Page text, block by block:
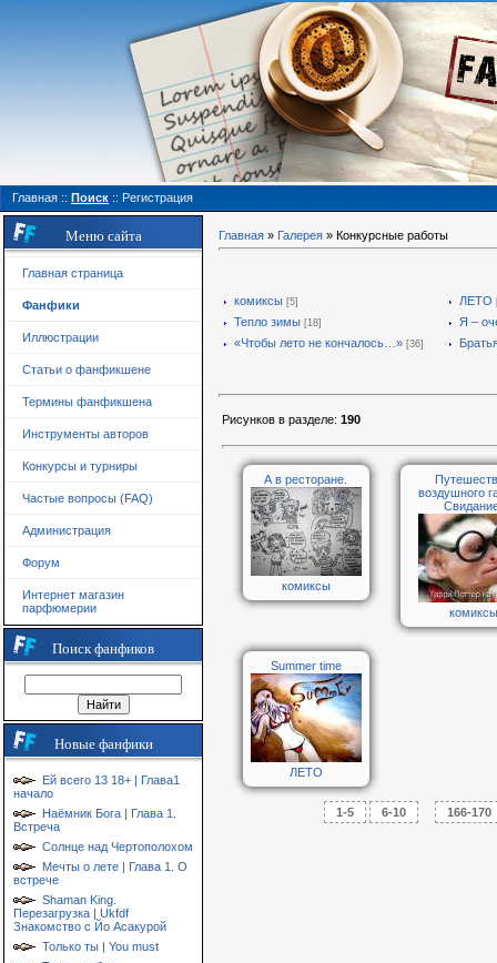
Главная :: Поиск :: Регистрация
Меню сайта
Главная страница
Фанфики
Иллюстрации
Статьи о фанфикшене
Термины фанфикшена
Инструменты авторов
Конкурсы и турниры
Частые вопросы (FAQ)
Администрация
Форум
Интернет магазин
парфюмерии
Поиск фанфиков
Новые фанфики
Ей всего 13 18+ | Глава1
начало
Наёмник Бога | Глава 1.
Встреча
Солнце над Чертополохом
Мечты о лете | Глава 1. О
встрече
Shaman King.
Перезагрузка | Ukfdf
Знакомство с Йо Асакурой
Только ты | You must
Главная » Галерея » Конкурсные работы
комиксы [5] ЛЕТО
Тепло зимы [18]
Я –
«Чтобы лето не кончалось…» [36]
Рисунков в разделе: 190
А в ресторане.
комиксы
воздушного
комиксы
Summer time
ЛЕТО
1-5 6-10 166-170